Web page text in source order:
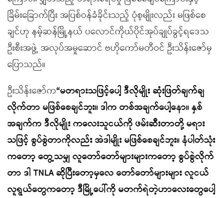
ခြိမ်းခြောက်ပြီး အပြစ်ဝန်ခံခိုင်းသည့် ပုံစ့မျိုးလည်း မဖြစ်စေ
ချင်ဟု နမ့်ဆန်မြို့နယ် ပလောင်ကိုယ်ပိုင်အုပ်ချုပ်ခွင့်ရဒေသ
ဦးစီးအဖွဲ့ အလုပ်အမှုဆောင် ဗဟိုကော်မတီဝင် ဦးသိန်းဇော်မှ
ပြောသည်။
ဦးသိန်းဇော်က“မတရားသဖြင့်ပေါ့ ဒီလိုမျိုး ဆုံးဖြတ်ချက်ချ
လိုက်တာ မဖြစ်စေချင်ဘူး။ ဒါက တစ်အချက်ပေါ့နော။ နှစ်
အချက်က ဒီလိုမျိုး ကလေးသူငယ်ကို ဖမ်းဆီးတာတို့ မရား
သဖြင့် စွပ်စွဲတာကိုလည်း အဲဒါမျိုး မဖြစ်စေချင်ဘူး။ နံပါတ်သုံး
ကတော့ တွေ့သမျှ လူတော်တော်များများကတော့ စွပ်စွဲလိုက်
တာ ဒါ TNLA ဆိုပြီးတော့မှလေ တော်တော်များများ လူငယ်
လူရွယ်တွေကတော့ ဒီမြို့ပေါ်ကို မတက်ရဲတဲ့ဟာလေးတွေပေါ့